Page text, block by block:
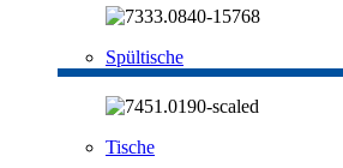
Spültische
Tische